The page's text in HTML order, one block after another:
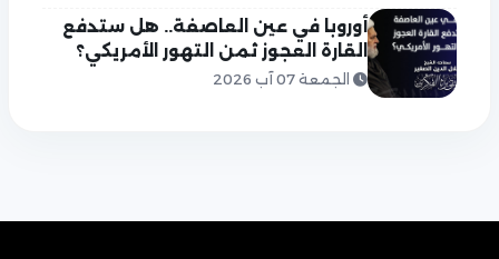
أوروبا في عين العاصفة.. هل ستدفع
القارة العجوز ثمن التهور الأمريكي؟
الجمعة 07 آب 2026